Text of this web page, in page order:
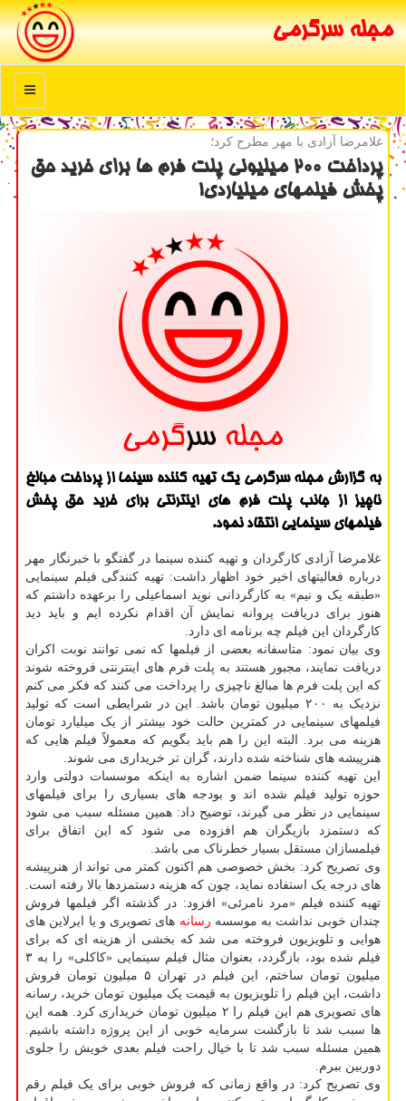
مجله سرگرمی
منو
غلامرضا آزادی با مهر مطرح كرد؛
پرداخت ۲۰۰ میلیونی پلت فرم ها برای خرید حق
پخش فیلمهای میلیاردی!
به گزارش مجله سرگرمی یک تهیه کننده سینما از پرداخت مبالغ
ناچیز از جانب پلت فرم های اینترنتی برای خرید حق پخش
فیلمهای سینمایی انتقاد نمود.
غلامرضا آزادی کارگردان و تهیه کننده سینما در گفتگو با خبرنگار مهر
درباره فعالیتهای اخیر خود اظهار داشت: تهیه کنندگی فیلم سینمایی
«طبقه یک و نیم» به کارگردانی نوید اسماعیلی را برعهده داشتم که
هنوز برای دریافت پروانه نمایش آن اقدام نکرده ایم و باید دید
کارگردان این فیلم چه برنامه ای دارد.
وی بیان نمود: متاسفانه بعضی از فیلمها که نمی توانند نوبت اکران
دریافت نمایند، مجبور هستند به پلت فرم های اینترنتی فروخته شوند
که این پلت فرم ها مبالغ ناچیزی را پرداخت می کنند که فکر می کنم
نزدیک به ۲۰۰ میلیون تومان باشد. این در شرایطی است که تولید
فیلمهای سینمایی در کمترین حالت خود بیشتر از یک میلیارد تومان
هزینه می برد. البته این را هم باید بگویم که معمولاً فیلم هایی که
هنرپیشه های شناخته شده دارند، گران تر خریداری می شوند.
این تهیه کننده سینما ضمن اشاره به اینکه موسسات دولتی وارد
حوزه تولید فیلم شده اند و بودجه های بسیاری را برای فیلمهای
سینمایی در نظر می گیرند، توضیح داد: همین مسئله سبب می شود
که دستمزد بازیگران هم افزوده می شود که این اتفاق برای
فیلمسازان مستقل بسیار خطرناک می باشد.
وی تصریح کرد: بخش خصوصی هم اکنون کمتر می تواند از هنرپیشه
های درجه یک استفاده نماید، چون که هزینه دستمزدها بالا رفته است.
تهیه کننده فیلم «مرد نامرئی» افزود: در گذشته اگر فیلمها فروش
چندان خوبی نداشت به موسسه رسانه های تصویری و یا ایرلاین های
هوایی و تلویزیون فروخته می شد که بخشی از هزینه ای که برای
فیلم شده بود، بازگردد، بعنوان مثال فیلم سینمایی «کاکلی» را به ۳
میلیون تومان ساختم، این فیلم در تهران ۵ میلیون تومان فروش
داشت، این فیلم را تلویزیون به قیمت یک میلیون تومان خرید، رسانه
های تصویری هم این فیلم را ۲ میلیون تومان خریداری کرد. همه این
ها سبب شد تا بازگشت سرمایه خوبی از این پروژه داشته باشیم.
همین مسئله سبب شد تا با خیال راحت فیلم بعدی خویش را جلوی
دوربین ببرم.
وی تصریح کرد: در واقع زمانی که فروش خوبی برای یک فیلم رقم